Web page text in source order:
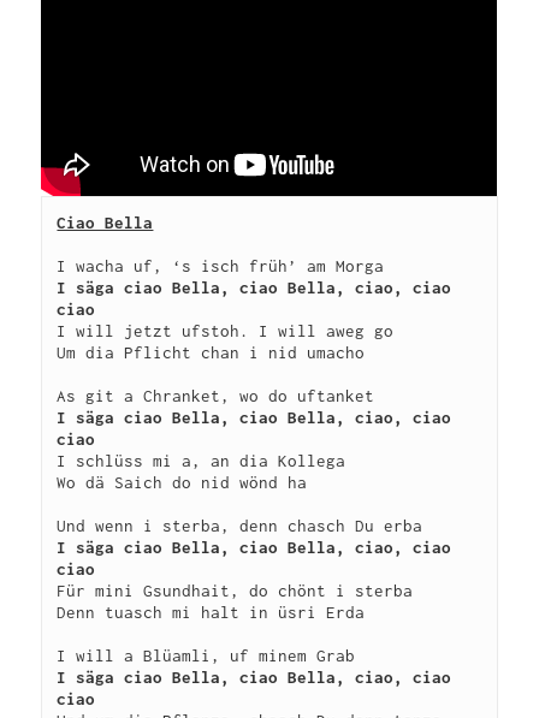
Ciao Bella
I säga ciao Bella, ciao Bella, ciao, ciao
ciao
I will jetzt ufstoh. I will aweg go
Um dia Pflicht chan i nid umacho
I säga ciao Bella, ciao Bella, ciao, ciao
ciao
I schlüss mi a, an dia Kollega
Wo dä Saich do nid wönd ha
I säga ciao Bella, ciao Bella, ciao, ciao
ciao
Für mini Gsundhait, do chönt i sterba
Denn tuasch mi halt in üsri Erda
I säga ciao Bella, ciao Bella, ciao, ciao
ciao